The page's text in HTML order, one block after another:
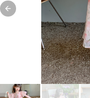
Previous slide